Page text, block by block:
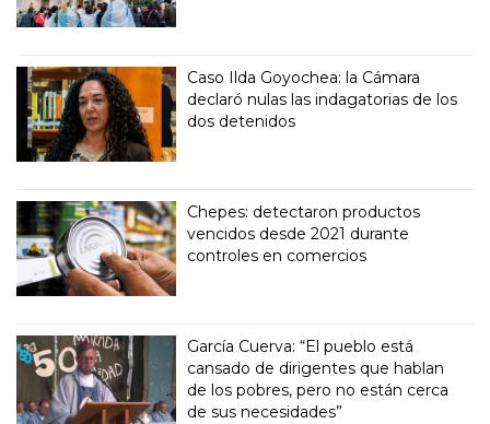
Caso Ilda Goyochea: la Cámara
declaró nulas las indagatorias de los
dos detenidos
Chepes: detectaron productos
vencidos desde 2021 durante
controles en comercios
García Cuerva: “El pueblo está
cansado de dirigentes que hablan
de los pobres, pero no están cerca
de sus necesidades”